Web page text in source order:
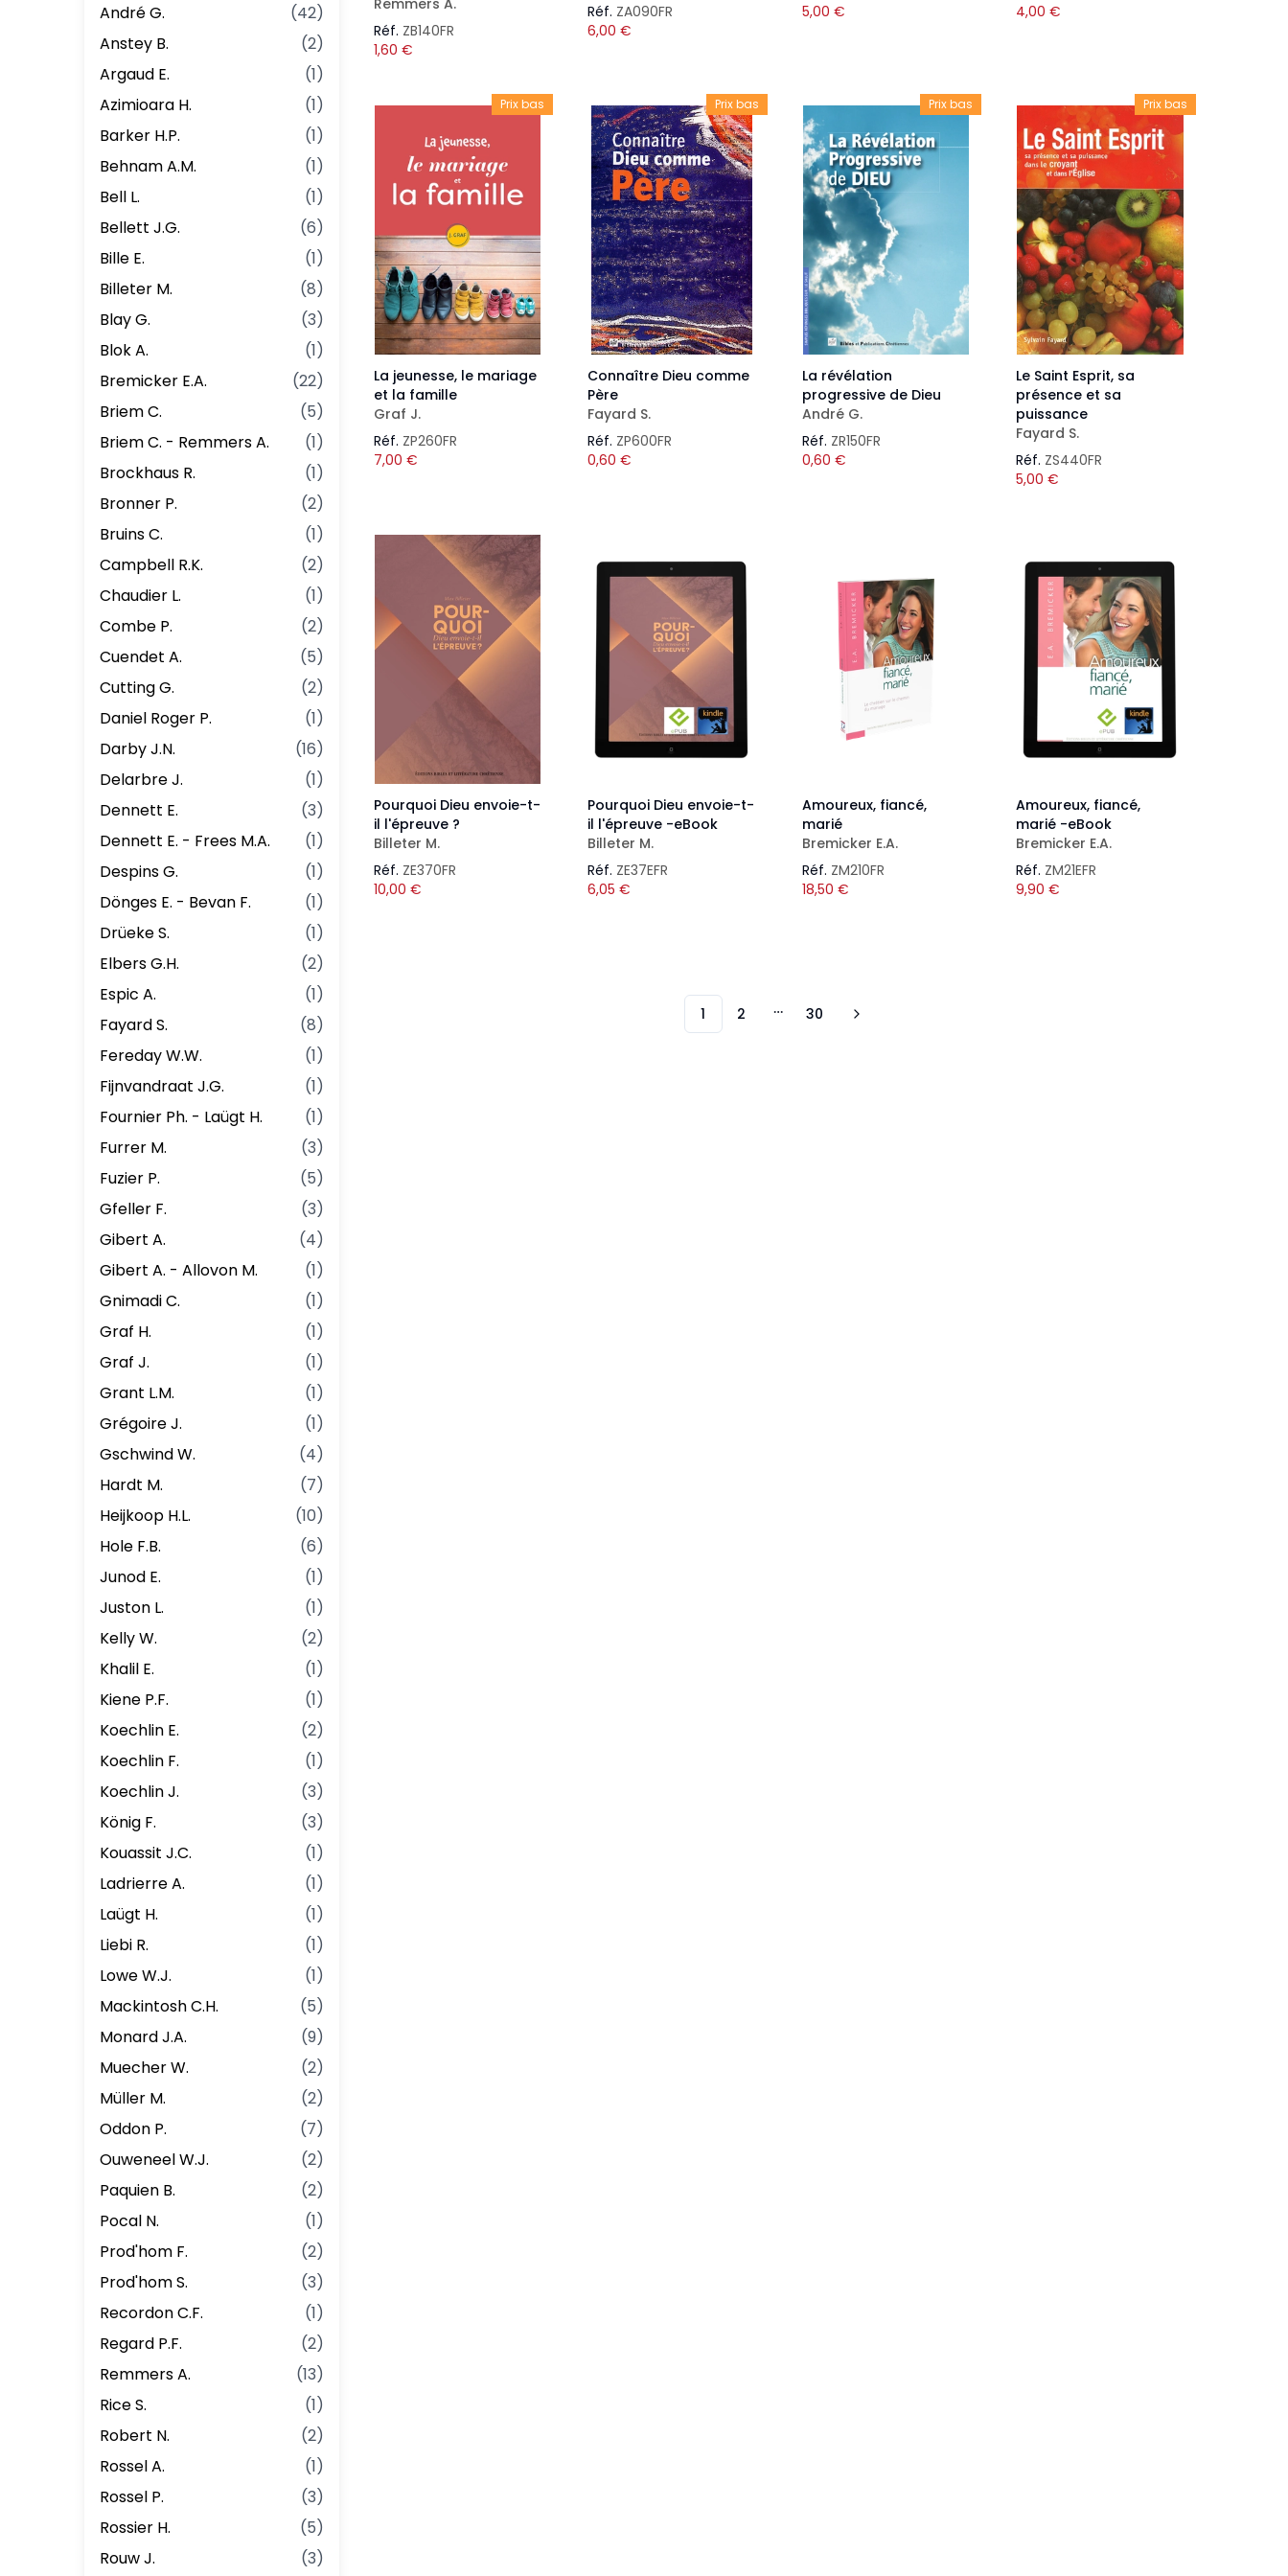
André G.
(42)
Anstey B.
(2)
Argaud E.
(1)
Azimioara H.
(1)
Barker H.P.
(1)
Behnam A.M.
(1)
Bell L.
(1)
Bellett J.G.
(6)
Bille E.
(1)
Billeter M.
(8)
Blay G.
(3)
Blok A.
(1)
Bremicker E.A.
(22)
Briem C.
(5)
Briem C. - Remmers A.
(1)
Brockhaus R.
(1)
Bronner P.
(2)
Bruins C.
(1)
Campbell R.K.
(2)
Chaudier L.
(1)
Combe P.
(2)
Cuendet A.
(5)
Cutting G.
(2)
Daniel Roger P.
(1)
Darby J.N.
(16)
Delarbre J.
(1)
Dennett E.
(3)
Dennett E. - Frees M.A.
(1)
Despins G.
(1)
Dönges E. - Bevan F.
(1)
Drüeke S.
(1)
Elbers G.H.
(2)
Espic A.
(1)
Fayard S.
(8)
Fereday W.W.
(1)
Fijnvandraat J.G.
(1)
Fournier Ph. - Laügt H.
(1)
Furrer M.
(3)
Fuzier P.
(5)
Gfeller F.
(3)
Gibert A.
(4)
Gibert A. - Allovon M.
(1)
Gnimadi C.
(1)
Graf H.
(1)
Graf J.
(1)
Grant L.M.
(1)
Grégoire J.
(1)
Gschwind W.
(4)
Hardt M.
(7)
Heijkoop H.L.
(10)
Hole F.B.
(6)
Junod E.
(1)
Juston L.
(1)
Kelly W.
(2)
Khalil E.
(1)
Kiene P.F.
(1)
Koechlin E.
(2)
Koechlin F.
(1)
Koechlin J.
(3)
König F.
(3)
Kouassit J.C.
(1)
Ladrierre A.
(1)
Laügt H.
(1)
Liebi R.
(1)
Lowe W.J.
(1)
Mackintosh C.H.
(5)
Monard J.A.
(9)
Muecher W.
(2)
Müller M.
(2)
Oddon P.
(7)
Ouweneel W.J.
(2)
Paquien B.
(2)
Pocal N.
(1)
Prod'hom F.
(2)
Prod'hom S.
(3)
Recordon C.F.
(1)
Regard P.F.
(2)
Remmers A.
(13)
Rice S.
(1)
Robert N.
(2)
Rossel A.
(1)
Rossel P.
(3)
Rossier H.
(5)
Rouw J.
(3)
Remmers A.
Réf. ZB140FR
1,60 €
Réf. ZA090FR
6,00 €
5,00 €
4,00 €
Prix bas
La jeunesse, le mariage
et la famille
Graf J.
Réf. ZP260FR
7,00 €
Prix bas
Connaître Dieu comme
Père
Fayard S.
Réf. ZP600FR
0,60 €
Prix bas
La révélation
progressive de Dieu
André G.
Réf. ZR150FR
0,60 €
Prix bas
Le Saint Esprit, sa
présence et sa
puissance
Fayard S.
Réf. ZS440FR
5,00 €
Pourquoi Dieu envoie-t-
il l'épreuve ?
Billeter M.
Réf. ZE370FR
10,00 €
Pourquoi Dieu envoie-t-
il l'épreuve -eBook
Billeter M.
Réf. ZE37EFR
6,05 €
Amoureux, fiancé,
marié
Bremicker E.A.
Réf. ZM210FR
18,50 €
Amoureux, fiancé,
marié -eBook
Bremicker E.A.
Réf. ZM21EFR
9,90 €
1 2 More pages
30